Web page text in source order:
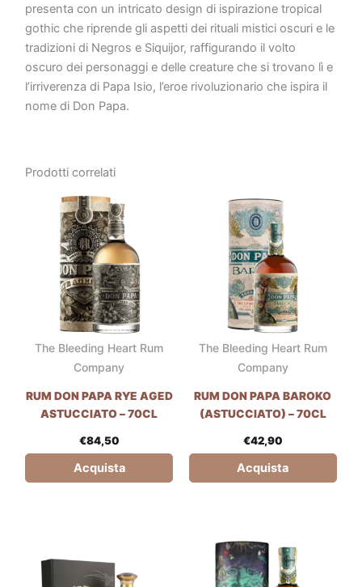
presenta con un intricato design di ispirazione tropical
gothic che riprende gli aspetti dei rituali mistici oscuri e le
tradizioni di Negros e Siquijor, raffigurando il volto
oscuro dei personaggi e delle creature che si trovano lì e
l’irriverenza di Papa Isio, l’eroe rivoluzionario che ispira il
nome di Don Papa.
Prodotti correlati
The Bleeding Heart Rum
Company
RUM DON PAPA RYE AGED
ASTUCCIATO – 70CL
€84,50
Acquista
The Bleeding Heart Rum
Company
RUM DON PAPA BAROKO
(ASTUCCIATO) – 70CL
€42,90
Acquista